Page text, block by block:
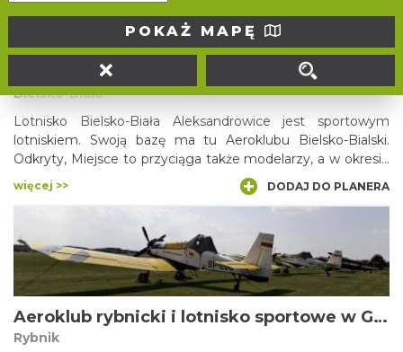
POKAŻ MAPĘ
Lotnisko sportowe w Aleksandrowicach
Bielsko-Biała
Lotnisko Bielsko-Biała Aleksandrowice jest sportowym
lotniskiem. Swoją bazę ma tu Aeroklubu Bielsko-Bialski.
Odkryty, Miejsce to przyciąga także modelarzy, a w okresie
letnim otwarta jest tutaj restauracja z placykiem zabaw dla
dzieci.
więcej >> DODAJ DO PLANERA
Aeroklub rybnicki i lotnisko sportowe w Gotartowicach
Rybnik